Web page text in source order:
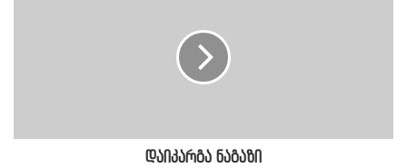
დაიკარგა ნაგაზი